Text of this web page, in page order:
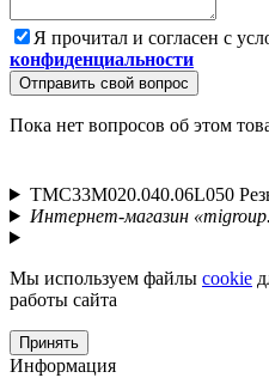
Я прочитал и согласен с
конфиденциальности
Отправить свой вопрос
Пока нет вопросов об этом
TMС33M020.040.06L050
Интернет-магазин
Мы используем файлы cookie
работы сайта
Принять
Информация